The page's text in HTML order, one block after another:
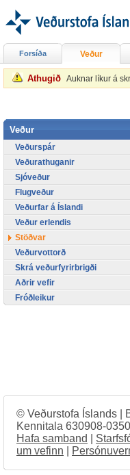
Athugið Auknar líkur á
Forsíða Veður
Veður
Veðurspár
Veðurathuganir
Sjóveður
Flugveður
Veðurfar á Íslandi
Veður erlendis
Stöðvar
Veðurvottorð
Skrá veðurfyrirbrigði
Aðrir vefir
Fróðleikur
© Veðurstofa Íslands |
Kennitala 630908-0350
Hafa samband
um vefinn